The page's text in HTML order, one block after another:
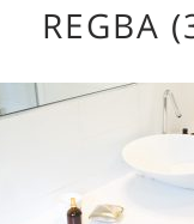
REGBA